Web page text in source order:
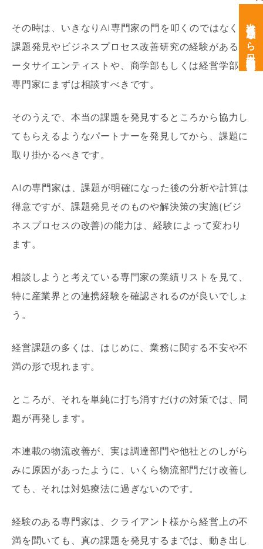
その時は、いきなりAI専門家の門を叩くのではなく、
課題発見やビジネスプロセス改善研究の経験があるデ
ータサイエンティストや、商学部もしくは経営学部の
専門家にまずは相談すべきです。
そのうえで、本当の課題を発見するところから協力し
てもらえるようなパートナーを発見してから、課題に
取り掛かるべきです。
AIの専門家は、課題が明確になった後の分析や計算は
得意ですが、課題発見そのものや解決策の実施( ビジ
ネスプロセスの改善)の能力は、経験によって変わり
ます。
相談しようと考えている専門家の業績リストを見て、
特に産業界との連携経験を確認されるのが良いでしょ
う。
経営課題の多くは、はじめに、業務に関する不安や不
満の形で現れます。
ところが、それを単純に打ち消すだけの対策では、問
題が再発します。
本連載の物流改善が、実は調達部門や他社とのしがら
みに原因があったように、いくら物流部門だけ改善し
ても、それは対処療法に過ぎないのです。
経験のある専門家は、クライアント様から経営上の不
満を聞いても、真の課題を発見するまでは、動き出し
次世代育成なら日本経営開発研究所